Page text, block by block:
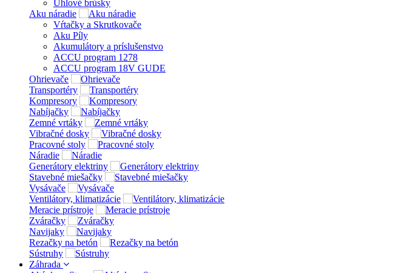
Uhlové brúsky
Aku náradie
Vŕtačky a Skrutkovače
Aku Píly
Akumulátory a príslušenstvo
ACCU program 1278
ACCU program 18V GUDE
Ohrievače
Transportéry
Kompresory
Nabíjačky
Zemné vrtáky
Vibračné dosky
Pracovné stoly
Náradie
Generátory elektriny
Stavebné miešačky
Vysávače
Ventilátory, klimatizácie
Meracie prístroje
Zváračky
Navijaky
Rezačky na betón
Sústruhy
Záhrada